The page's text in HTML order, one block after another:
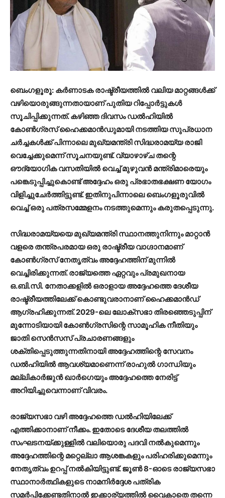
ബെംഗളൂരൂ: കർണാടക രാഷ്ട്രീയത്തിൽ വലിയ മാറ്റങ്ങൾക്ക്
വഴിയൊരുങ്ങുന്നതായാണ് പുതിയ റിപ്പോർട്ടുകൾ
സൂചിപ്പിക്കുന്നത്. കഴിഞ്ഞ ദിവസം ഡൽഹിയിൽ
കോൺഗ്രസ് ഹൈക്കമാൻഡുമായി നടത്തിയ സുപ്രധാന
ചർച്ചകൾക്ക് പിന്നാലെ മുഖ്യമന്ത്രി സിദ്ധരാമയ്യ രാജി
വെച്ചേക്കുമെന്ന് സൂചനയുണ്ട്. വ്യാഴാഴ്ച തന്റെ
ഔദ്യോഗിക വസതിയിൽ വെച്ച് മുഴുവൻ മന്ത്രിമാരെയും
പങ്കെടുപ്പിച്ചുകൊണ്ട് അദ്ദേഹം ഒരു പ്രഭാതഭക്ഷണ യോഗം
വിളിച്ചുചേർത്തിട്ടുണ്ട്. ഇതിനുപിന്നാലെ ബെംഗളൂരുവിൽ
വെച്ച് ഒരു പത്രസമ്മേളനം നടത്തുമെന്നും കരുതപ്പെടുന്നു.
സിദ്ധരാമയ്യയെ മുഖ്യമന്ത്രി സ്ഥാനത്തുനിന്നും മാറ്റാൻ
വളരെ തന്ത്രപരമായ ഒരു രാഷ്ട്രീയ വാഗ്ദാനമാണ്
കോൺഗ്രസ് നേതൃത്വം അദ്ദേഹത്തിന് മുന്നിൽ
വെച്ചിരിക്കുന്നത്. രാജ്യത്തെ ഏറ്റവും പ്രമുഖനായ
ഒ.ബി.സി. നേതാക്കളിൽ ഒരാളായ അദ്ദേഹത്തെ ദേശീയ
രാഷ്ട്രീയത്തിലേക്ക് കൊണ്ടുവരാനാണ് ഹൈക്കമാൻഡ്
ആഗ്രഹിക്കുന്നത്. 2029-ലെ ലോക്സഭാ തിരഞ്ഞെടുപ്പിന്
മുന്നോടിയായി കോൺഗ്രസിന്റെ സാമൂഹിക നീതിയും
ജാതി സെൻസസ് പ്രചാരണങ്ങളും
ശക്തിപ്പെടുത്തുന്നതിനായി അദ്ദേഹത്തിന്റെ സേവനം
ഡൽഹിയിൽ ആവശ്യമാണെന്ന് രാഹുൽ ഗാന്ധിയും
മല്ലികാർജുൻ ഖാർഗെയും അദ്ദേഹത്തെ നേരിട്ട്
അറിയിച്ചുവെന്നാണ് വിവരം.
രാജ്യസഭാ വഴി അദ്ദേഹത്തെ ഡൽഹിയിലേക്ക്
എത്തിക്കാനാണ് നീക്കം. ഇതോടെ ദേശീയ തലത്തിൽ
സംഘടനയ്ക്കുള്ളിൽ വലിയൊരു പദവി നൽകുമെന്നും
അദ്ദേഹത്തിന്റെ മറ്റെല്ലാ ആശങ്കകളും പരിഹരിക്കുമെന്നും
നേതൃത്വം ഉറപ്പ് നൽകിയിട്ടുണ്ട്. ജൂൺ 8-ഓടെ രാജ്യസഭാ
സ്ഥാനാർത്ഥികളുടെ നാമനിർദ്ദേശ പത്രിക
സമർപ്പിക്കേണ്ടതിനാൽ ഇക്കാര്യത്തിൽ വൈകാതെ തന്നെ